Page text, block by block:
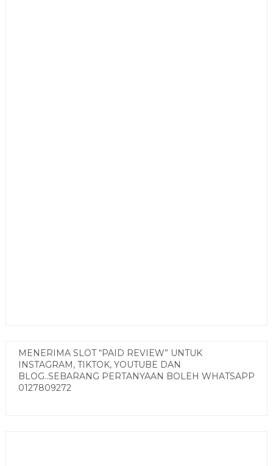
MENERIMA SLOT “PAID REVIEW” UNTUK
INSTAGRAM, TIKTOK, YOUTUBE DAN
BLOG..SEBARANG PERTANYAAN BOLEH WHATSAPP
0127809272